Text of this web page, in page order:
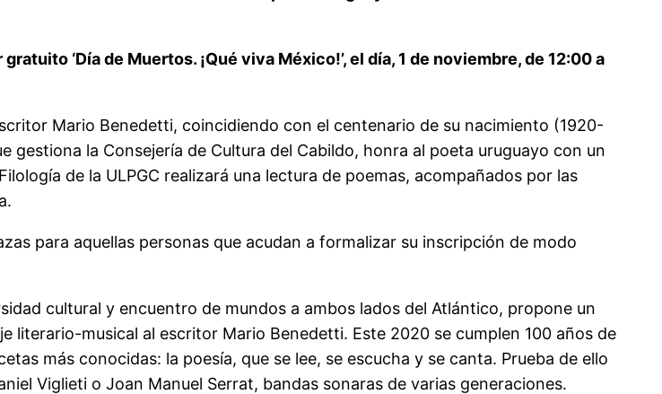
‘Día de Muertos. ¡Qué viva México!’, el día, 1 de noviembre, de 12:00 a
Mario Benedetti, coincidiendo con el centenario de su nacimiento (1920-
gestiona la Consejería de Cultura del Cabildo, honra al poeta uruguayo con un
de la ULPGC realizará una lectura de poemas, acompañados por las
para aquellas personas que acudan a formalizar su inscripción de modo
cultural y encuentro de mundos a ambos lados del Atlántico, propone un
literario-musical al escritor Mario Benedetti. Este 2020 se cumplen 100 años de
más conocidas: la poesía, que se lee, se escucha y se canta. Prueba de ello
Viglieti o Joan Manuel Serrat, bandas sonaras de varias generaciones.